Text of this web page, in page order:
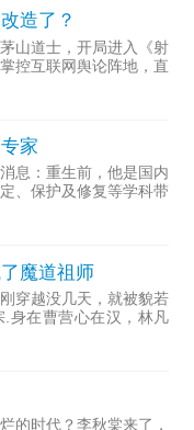
造了？
山道士，开局进入《射
控互联网舆论阵地，直
家
息：重生前，他是国内
、保护及修复等学科带
魔道祖师
穿越没几天，就被貌若
身在曹营心在汉，林凡
人误解，好在他不断通
后，正道六大派打上
的时代？李秋棠来了，